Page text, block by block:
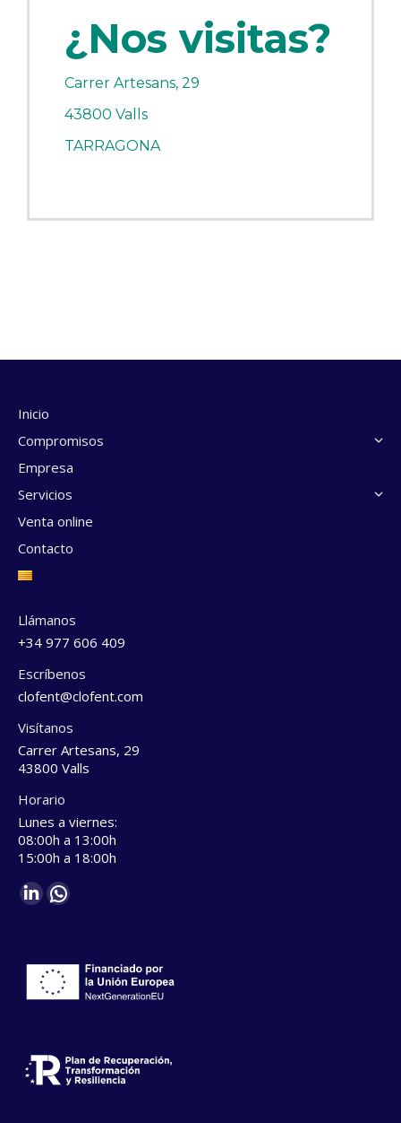
¿Nos visitas?
Carrer Artesans, 29
43800 Valls
TARRAGONA
Inicio
Compromisos
Empresa
Servicios
Venta online
Contacto
Llámanos
+34 977 606 409
Escríbenos
clofent@clofent.com
Visítanos
Carrer Artesans, 29
43800 Valls
Horario
Lunes a viernes:
08:00h a 13:00h
15:00h a 18:00h
Find us on:
Linkedin
new
Whatsapp
in
new